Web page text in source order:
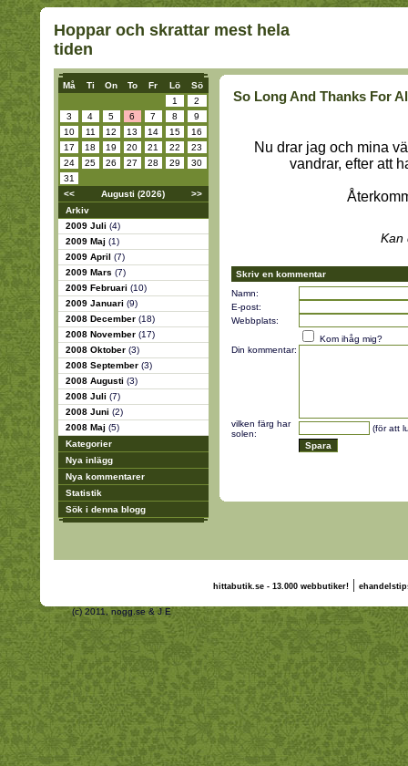
Hoppar och skrattar mest hela
tiden
Må Ti On To Fr Lö
Sö
1
2
3
4 5 6 7 8
9
10
11 12 13 14 15
16
17
18 19 20 21 22
23
24
25 26 27 28 29
30
31
<<
Augusti (2026)
>>
Arkiv
2009 Juli (4)
2009 Maj (1)
2009 April (7)
2009 Mars (7)
2009 Februari (10)
2009 Januari (9)
2008 December (18)
2008 November (17)
2008 Oktober (3)
2008 September (3)
2008 Augusti (3)
2008 Juli (7)
2008 Juni (2)
2008 Maj (5)
Kategorier
Nya inlägg
Nya kommentarer
Statistik
Sök i denna blogg
So Long And Thanks For
Nu drar jag och mina
vandrar, efter att
Kan
Skriv en kommentar
Namn:
E-post:
Webbplats:
Kom ihåg mig?
Din kommentar:
vilken färg har
solen:
(för att
hittabutik.se - 13.000 webbutiker!|
(c) 2011, nogg.se & J E